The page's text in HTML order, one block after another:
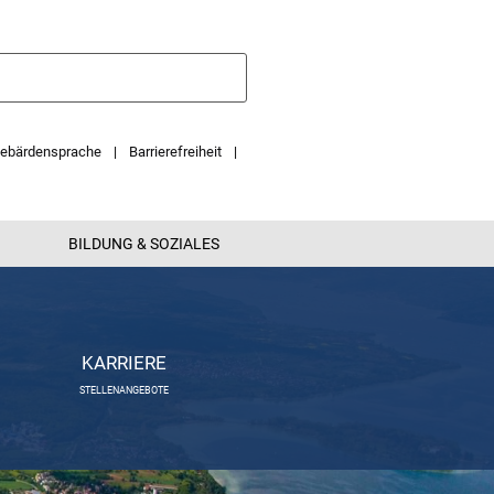
Barrierefreiheit
BILDUNG & SOZIALES
KARRIERE
STELLENANGEBOTE